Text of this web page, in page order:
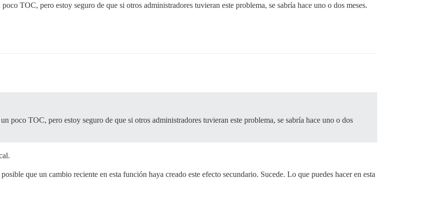
TOC, pero estoy seguro de que si otros administradores tuvieran este problema, se sabría hace uno o dos meses.
poco TOC, pero estoy seguro de que si otros administradores tuvieran este problema, se sabría hace uno o dos
que un cambio reciente en esta función haya creado este efecto secundario. Sucede. Lo que puedes hacer en esta